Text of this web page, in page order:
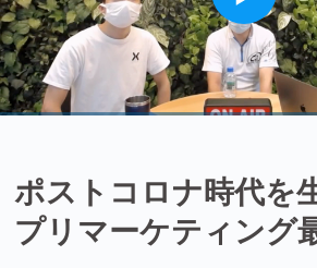
ポストコロナ時代を
プリマーケティング